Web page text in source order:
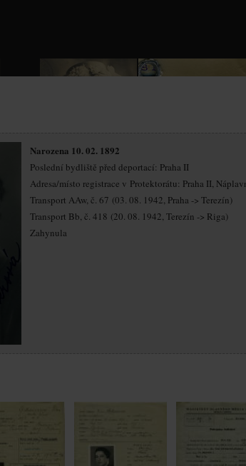
Narozena 10. 02. 1892
Poslední bydliště před deportací: Praha II
Adresa/místo registrace v Protektorátu: Praha II,
Transport AAw, č. 67 (03. 08. 1942, Praha -> Terezín)
Transport Bb, č. 418 (20. 08. 1942, Terezín -> Riga)
Zahynula